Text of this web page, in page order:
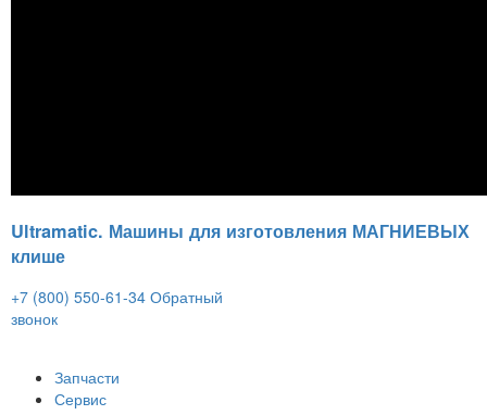
Ultramatic. Машины для изготовления МАГНИЕВЫХ
клише
+7 (800) 550-61-34 Обратный
звонок
Запчасти
Сервис